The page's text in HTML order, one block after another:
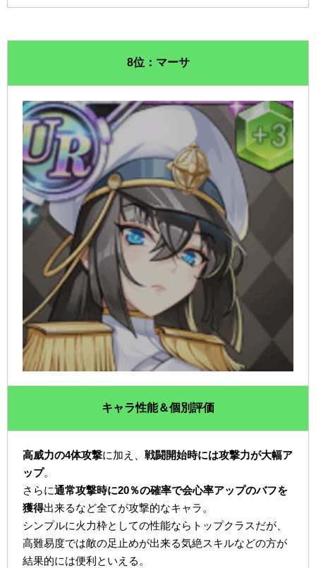
8位：マーサ
キャラ性能＆個別評価
高威力の4体攻撃に加え、戦闘開始時には攻撃力が大幅ア
ップ。
さらに通常攻撃時に20％の確率で会心率アップのバフを
獲得出来るなど全てが攻撃的なキャラ。
シンプルに火力枠としての性能ならトップクラスだが、
高難易度では敵の足止めが出来る気絶スキルなどの方が
結果的には便利といえる。